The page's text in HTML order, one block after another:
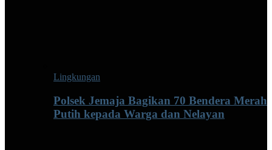
Lingkungan
Polsek Jemaja Bagikan 70 Bendera Merah
Putih kepada Warga dan Nelayan